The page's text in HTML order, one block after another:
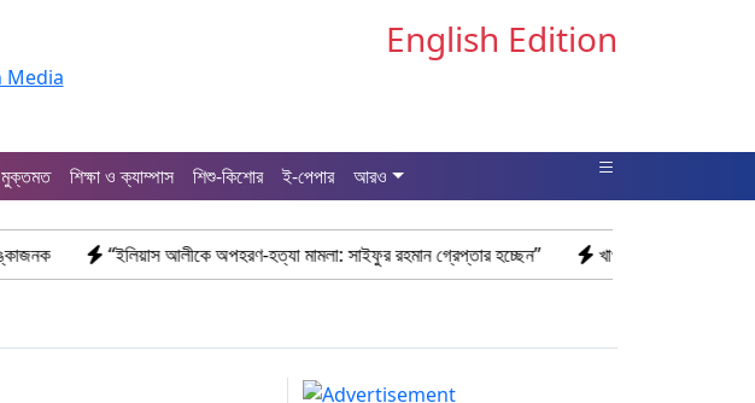
English Edition
মুক্তমত শিক্ষা ও ক্যাম্পাস শিশু-কিশোর ই-পেপার আরও
“ইলিয়াস আলীকে অপহরণ-হত্যা মামলা: সাইফুর রহমান গ্রেপ্তার হচ্ছেন” খাগড়াছড়ি রামগড় পুলিশের অভিযানে: ১৫